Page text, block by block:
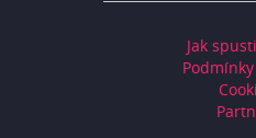
Jak